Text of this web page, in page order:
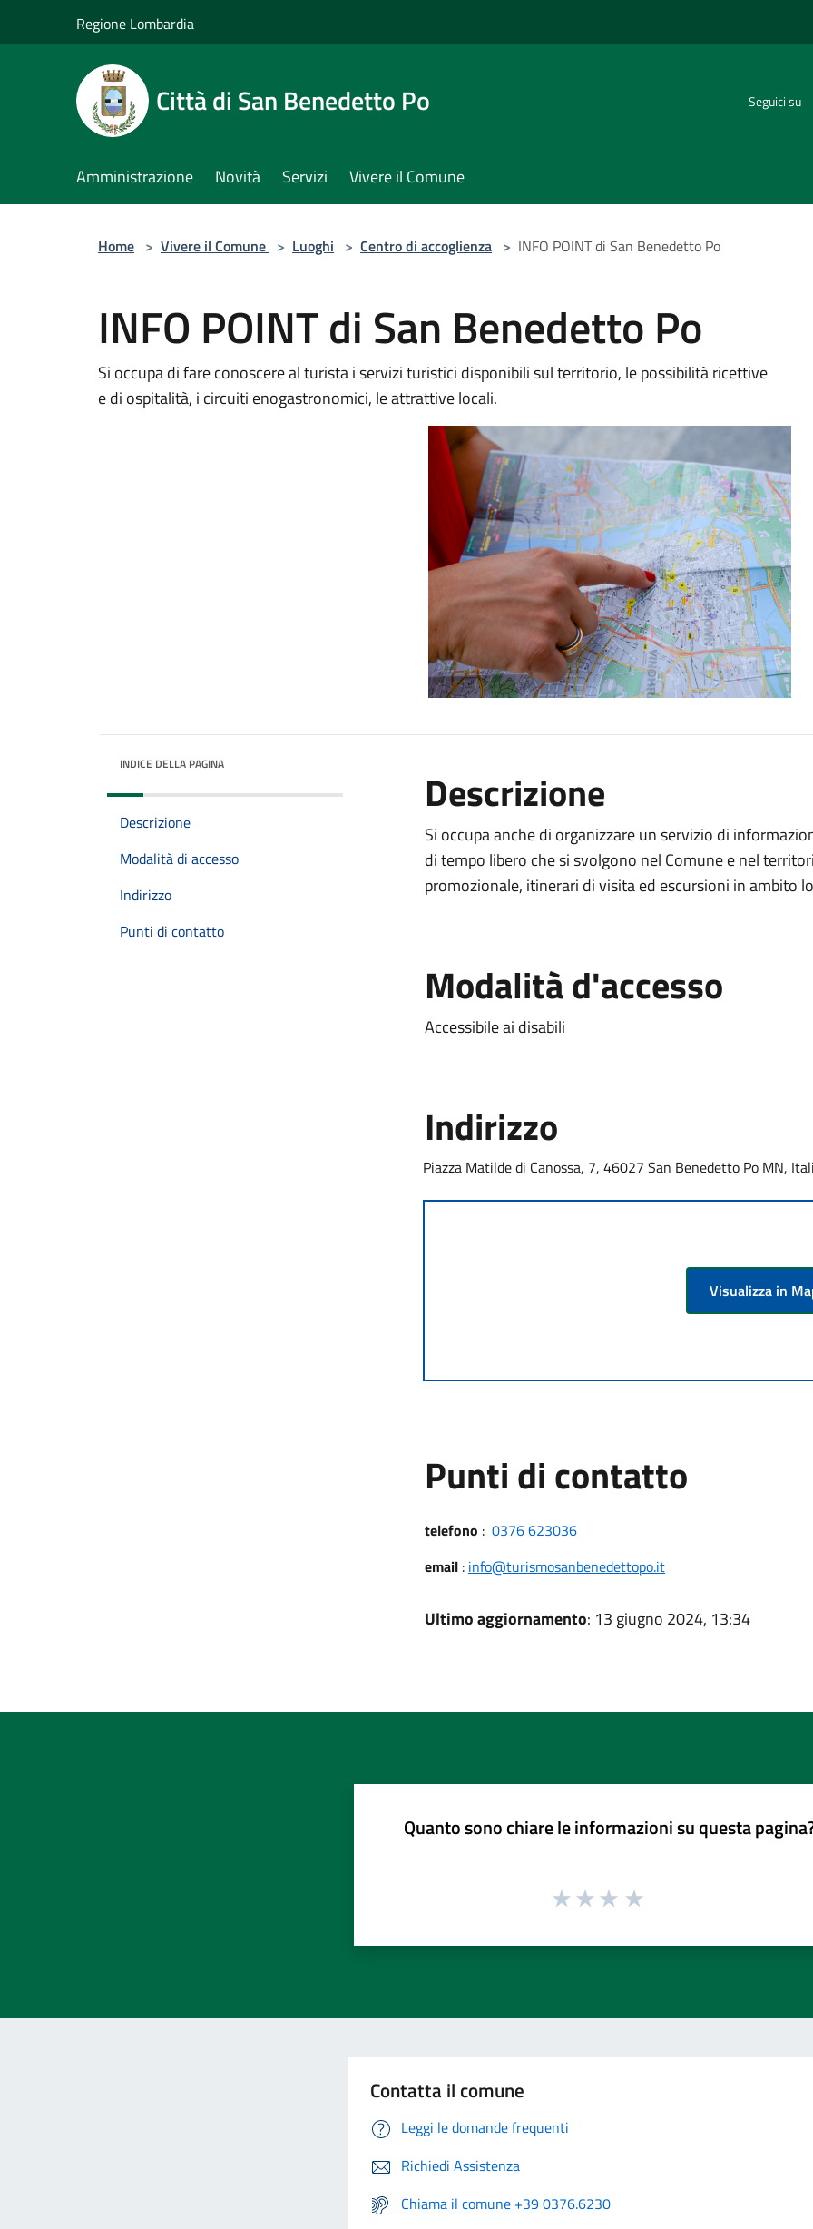
Regione Lombardia
Città di San Benedetto Po Seguici su
Amministrazione Novità Servizi Vivere il Comune
Home > Vivere il Comune > Luoghi > Centro di accoglienza > INFO POINT di San Benedetto Po
INFO POINT di San Benedetto Po
Si occupa di fare conoscere al turista i servizi turistici disponibili sul territorio, le possibilità ricettive
e di ospitalità, i circuiti enogastronomici, le attrattive locali.
INDICE DELLA PAGINA
Descrizione
Modalità di accesso
Indirizzo
Punti di contatto
Descrizione
Si occupa anche di organizzare un servizio di
di tempo libero che si svolgono nel Comune e nel
promozionale, itinerari di visita ed escursioni in ambito
Modalità d'accesso
Accessibile ai disabili
Indirizzo
Piazza Matilde di Canossa, 7, 46027 San Benedetto Po MN,
Visualizza in
Punti di contatto
telefono : 0376 623036
email: info@turismosanbenedettopo.it
Ultimo aggiornamento: 13 giugno 2024, 13:34
Quanto sono chiare le informazioni su questa
Contatta il comune
Leggi le domande frequenti
Richiedi Assistenza
Chiama il comune +39 0376.6230